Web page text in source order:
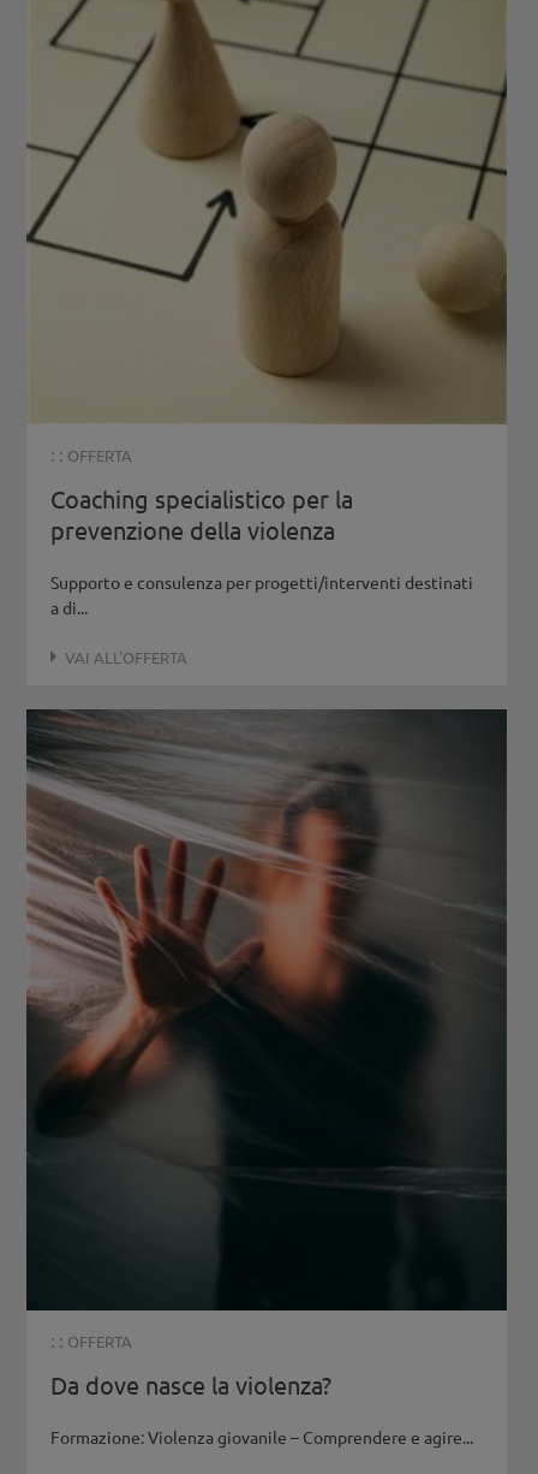
: : OFFERTA
Coaching specialistico per la
prevenzione della violenza
Supporto e consulenza per progetti/interventi destinati
a di...
VAI ALL'OFFERTA
: : OFFERTA
Da dove nasce la violenza?
Formazione: Violenza giovanile – Comprendere e agire...